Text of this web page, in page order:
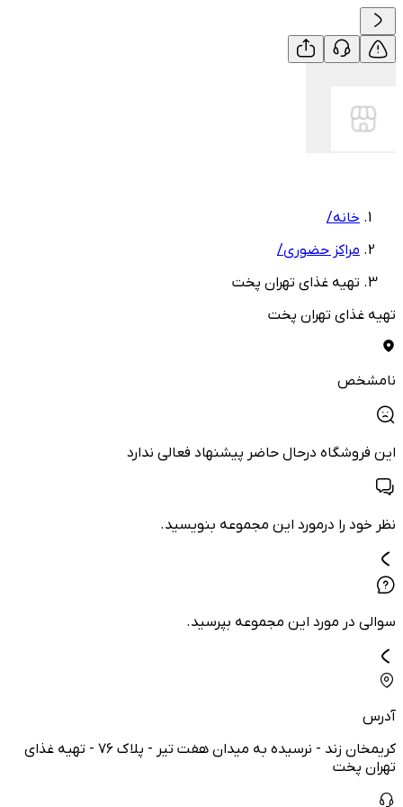
خانه/
مراکز حضوری/
تهیه غذای تهران پخت
تهیه غذای تهران پخت
نامشخص
این فروشگاه درحال حاضر پیشنهاد فعالی ندارد
نظر خود را درمورد این مجموعه بنویسید.
سوالی در مورد این مجموعه بپرسید.
آدرس
کریمخان زند - نرسیده به میدان هفت تیر - پلاک ۷۶ - تهیه غذای
تهران پخت